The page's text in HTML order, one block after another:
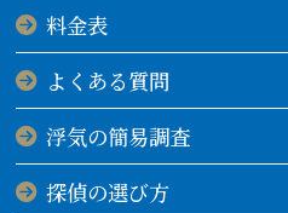
料金表
よくある質問
浮気の簡易調査
探偵の選び方